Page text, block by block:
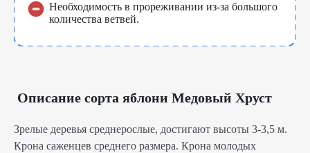
Необходимость в прореживании из-за большого
количества ветвей.
Описание сорта яблони Медовый Хруст
Зрелые деревья среднерослые, достигают высоты 3-3,5 м.
Крона саженцев среднего размера. Крона молодых